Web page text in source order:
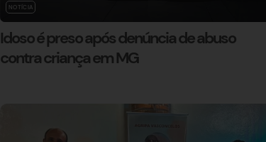
NOTÍCIA
Idoso é preso após denúncia de abuso
contra criança em MG